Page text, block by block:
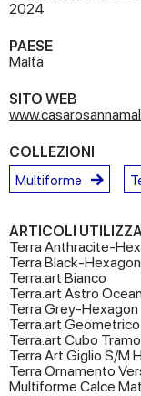
2024
PAESE
Malta
SITO WEB
COLLEZIONI
Multiforme
ARTICOLI
Terra Anthracite-
Terra Black-Hexagon
Terra.art Bianco
Terra.art Astro
Terra Grey-Hexagon
Terra.art
Terra.art Cubo
Terra Art Giglio S/M
Terra Ornamento
Multiforme Calce